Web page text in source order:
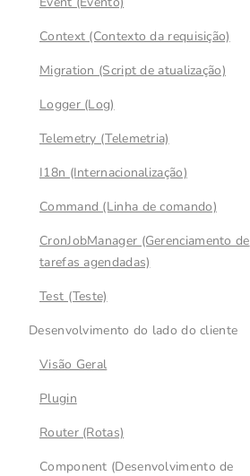
Context (Contexto da requisição)
Migration (Script de atualização)
Logger (Log)
Telemetry (Telemetria)
I18n (Internacionalização)
Command (Linha de comando)
CronJobManager (Gerenciamento de
tarefas agendadas)
Test (Teste)
Desenvolvimento do lado do cliente
Visão Geral
Plugin
Router (Rotas)
Component (Desenvolvimento de